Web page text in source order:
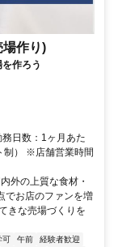
場作り)
作ろう
日数：1ヶ月あた
制） ※店舗営業時間
外の上質な食材・
でお店のファンを増
きな売場づくりを
可 午前
経験者歓迎